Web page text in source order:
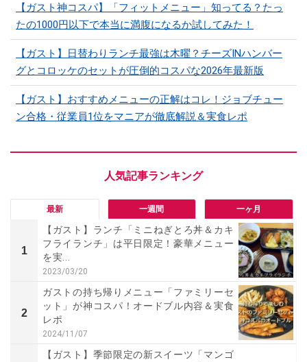
【ガスト神コスパ】「フィットメニュー」知ってる？たっ
たの1000円以下で本当に満腹になるか試してみた！
【ガスト】日替わりランチ最強は木曜？チーズINハンバー
グとコロッケのセットが圧倒的コスパな2026年最新版
【ガスト】おすすめメニューの正解はコレ！ジョブチュー
ン合格・従業員1位をマニアが徹底解説＆実食レポ
最新 一週間 一ヶ月
1
【ガスト】ランチ「ミニねぎとろ丼＆カキ
フライランチ」は平日限定！豪華メニュー
を実...
2023/03/20
2
ガストの持ち帰りメニュー「ファミリーセ
ット」が神コスパ！オードブル内容＆実食
レポ
2024/11/07
【ガスト】季節限定の新スイーツ「マンゴ